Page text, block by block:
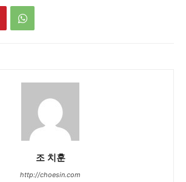
조 치훈
http://choesin.com